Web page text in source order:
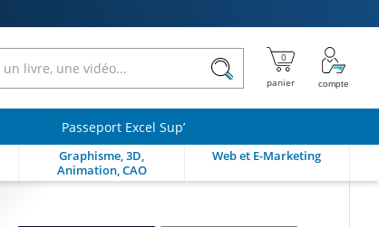
Passeport Excel Sup’
Graphisme, 3D,
Animation, CAO
Web et E-Marketing